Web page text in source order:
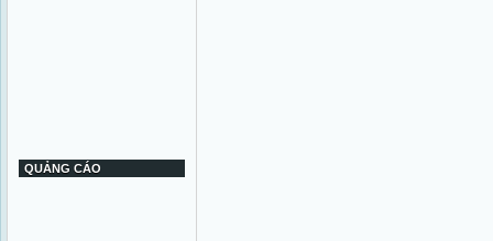
QUẢNG CÁO